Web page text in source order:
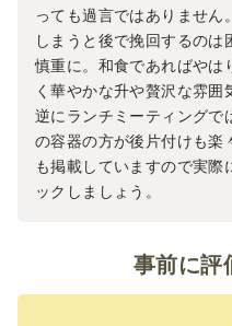
っても過言ではありません
しまうと後で挽回するの
慎重に。和食であればやは
く華やかな升や贅沢な雰囲
逆にランチミーティングで
の容器の方が後片付けも楽
も掲載していますので実際
ックしましょう。
事前に評